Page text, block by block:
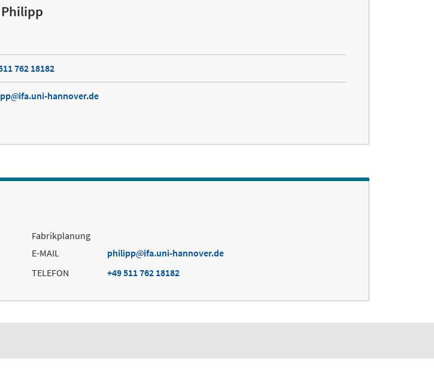
Philipp
762 18182
ifa.uni-hannover.de
Fabrikplanung
E-MAIL
philipp
ifa.uni-hannover.de
TELEFON
+49 511 762 18182